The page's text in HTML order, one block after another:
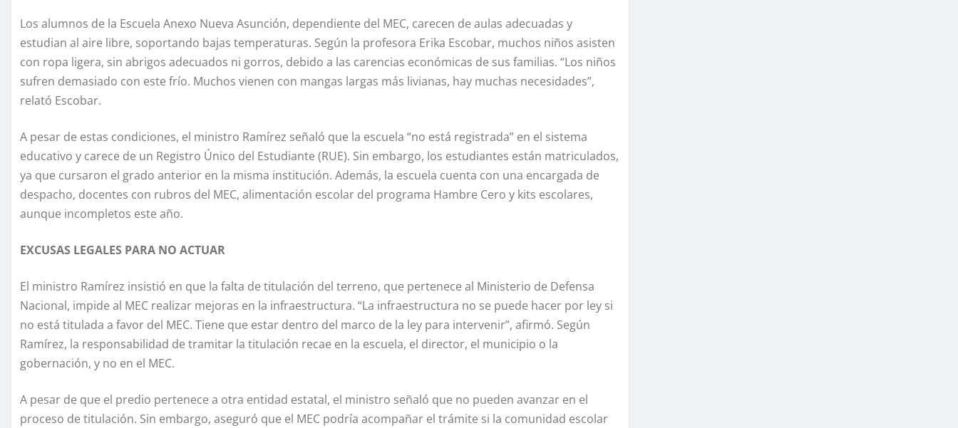
Los alumnos de la Escuela Anexo Nueva Asunción, dependiente del MEC, carecen de aulas adecuadas y
estudian al aire libre, soportando bajas temperaturas. Según la profesora Erika Escobar, muchos niños asisten
con ropa ligera, sin abrigos adecuados ni gorros, debido a las carencias económicas de sus familias. “Los niños
sufren demasiado con este frío. Muchos vienen con mangas largas más livianas, hay muchas necesidades”,
relató Escobar.
A pesar de estas condiciones, el ministro Ramírez señaló que la escuela “no está registrada” en el sistema
educativo y carece de un Registro Único del Estudiante (RUE). Sin embargo, los estudiantes están matriculados,
ya que cursaron el grado anterior en la misma institución. Además, la escuela cuenta con una encargada de
despacho, docentes con rubros del MEC, alimentación escolar del programa Hambre Cero y kits escolares,
aunque incompletos este año.
EXCUSAS LEGALES PARA NO ACTUAR
El ministro Ramírez insistió en que la falta de titulación del terreno, que pertenece al Ministerio de Defensa
Nacional, impide al MEC realizar mejoras en la infraestructura. “La infraestructura no se puede hacer por ley si
no está titulada a favor del MEC. Tiene que estar dentro del marco de la ley para intervenir”, afirmó. Según
Ramírez, la responsabilidad de tramitar la titulación recae en la escuela, el director, el municipio o la
gobernación, y no en el MEC.
A pesar de que el predio pertenece a otra entidad estatal, el ministro señaló que no pueden avanzar en el
proceso de titulación. Sin embargo, aseguró que el MEC podría acompañar el trámite si la comunidad escolar